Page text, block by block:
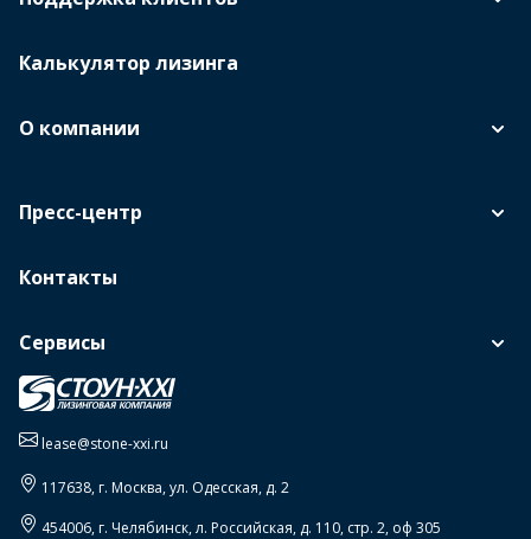
Калькулятор лизинга
О компании
Пресс-центр
Контакты
Сервисы
lease@stone-xxi.ru
117638, г. Москва,ул. Одесская, д. 2
454006, г. Челябинск,л. Российская, д. 110, стр. 2, оф 305